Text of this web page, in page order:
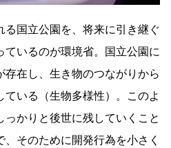
る国立公園を、将来に引き継ぐ
ているのが環境省。国立公園に
存在し、生き物のつながりから
いる（生物多様性）。このよ
っかりと後世に残していくこと
そのために開発行為を小さく